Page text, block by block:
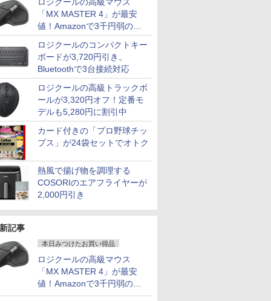
「MX MASTER 4」が最安
値！Amazonで3千円弱の割
引
ロジクールのコンパクトキー
ボードが3,720円引き。
Bluetoothで3台接続対応
ロジクールの高級トラックボ
ールが3,320円オフ！定番モ
デルも5,280円に割引中
カード付きの「プロ野球チッ
プス」が24袋セットでオトク
熱風で揚げ物を調理する
COSORIのエアフライヤーが
2,000円引き
記事
本日みつけたお買い得品
ロジクールの高級マウス
「MX MASTER 4」が最安
値！Amazonで3千円弱の割
引